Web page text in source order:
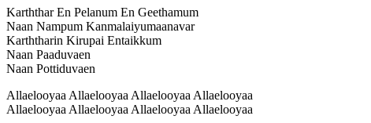
Karththar En Pelanum En Geethamum
Naan Nampum Kanmalaiyumaanavar
Karththarin Kirupai Entaikkum
Naan Paaduvaen
Naan Pottiduvaen
Allaelooyaa Allaelooyaa Allaelooyaa Allaelooyaa
Allaelooyaa Allaelooyaa Allaelooyaa Allaelooyaa